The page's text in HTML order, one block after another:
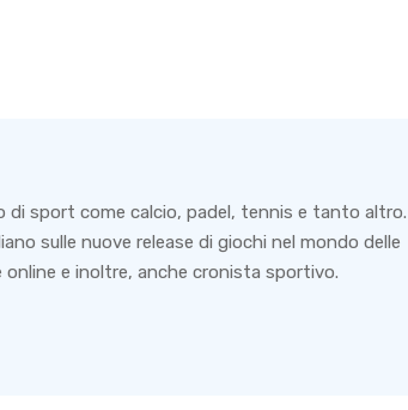
sport come calcio, padel, tennis e tanto altro.
sulle nuove release di giochi nel mondo delle
e inoltre, anche cronista sportivo.